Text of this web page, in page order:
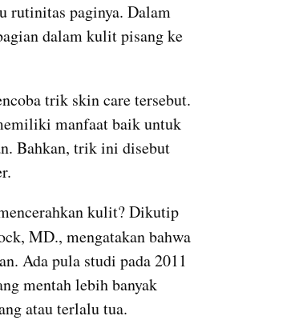
rutinitas paginya. Dalam
trik skin care tersebut.
manfaat baik untuk
Bahkan, trik ini disebut
kulit? Dikutip
MD., mengatakan bahwa
Ada pula studi pada 2011
mentah lebih banyak
atau terlalu tua.